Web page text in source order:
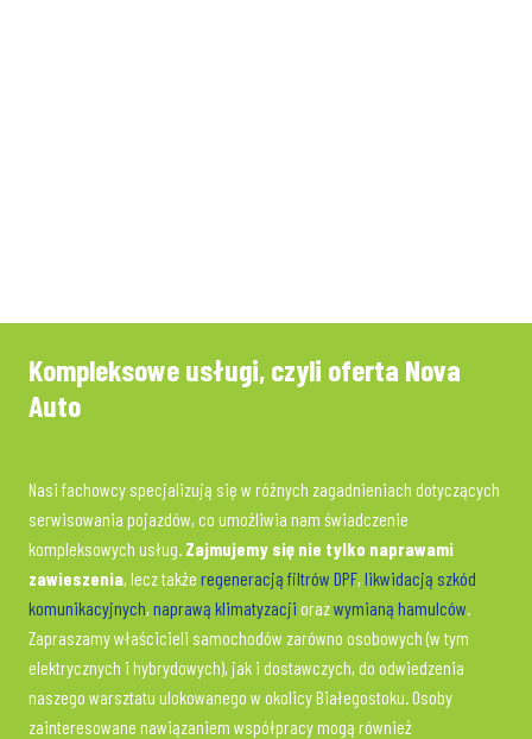
Kompleksowe usługi, czyli oferta Nova
Auto
Nasi fachowcy specjalizują się w różnych zagadnieniach dotyczących
serwisowania pojazdów, co umożliwia nam świadczenie
kompleksowych usług. Zajmujemy się nie tylko naprawami
zawieszenia, lecz także regeneracją filtrów DPF, likwidacją szkód
komunikacyjnych, naprawą klimatyzacji orazwymianą hamulców.
Zapraszamy właścicieli samochodów zarówno osobowych (w tym
elektrycznych i hybrydowych), jak i dostawczych, do odwiedzenia
naszego warsztatu ulokowanego w okolicy Białegostoku. Osoby
zainteresowane nawiązaniem współpracy mogą również